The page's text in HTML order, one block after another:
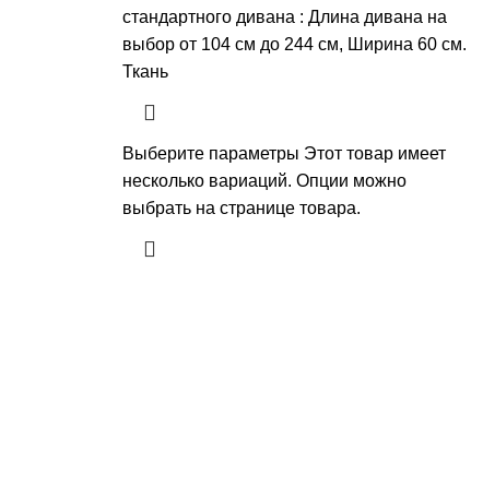
стандартного дивана : Длина дивана на
выбор от 104 см до 244 см, Ширина 60 см.
Ткань
Выберите параметры Этот товар имеет
несколько вариаций. Опции можно
выбрать на странице товара.